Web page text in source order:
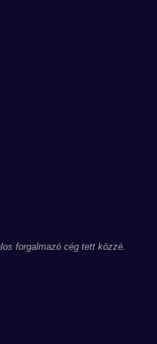
forgalmazó cég tett közzé.